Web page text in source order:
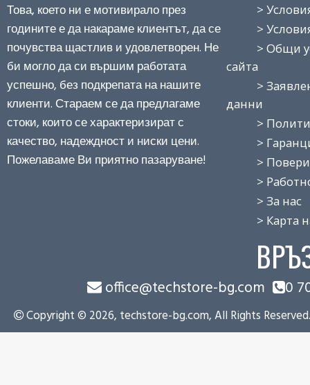
Това, което ни е мотивирало през
годините е да накараме клиентът, да се
почувства щастлив и удовлетворен. Не
би могло да си вършим работата
успешно, без подкрепата на нашите
клиенти. Стараем се да предлагаме
стоки, които се характеризират с
качество, надеждност и ниски цени.
Пожелаваме Ви приятно пазаруване!
> Условия
> Условия
> Общи
сайта
>
данни
>
>
>
> Работно
> За нас
> Карта на
office@techstore-bg.com 0
Copyright © 2026, techstore-bg.com, All Rights Reserved.